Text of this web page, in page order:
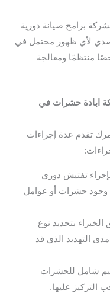
برامج صيانة دورية
لأي ظهور محتمل في
منتظمًا ومعالجة
ابادة حشرات في
تقدم عدة إجراءات
تفتيش دوري
وجود حشرات أو عوامل
بتحديد نوع
التهديد الذي قد
شامل للحشرات
التركيز عليها.